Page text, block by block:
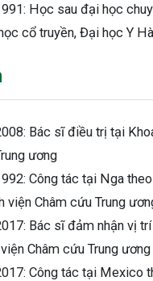
Học sau đại học
cổ truyền, Đại học Y
Bác sĩ điều trị tại
ương
Công tác tại Nga
viện Châm cứu Trung
Bác sĩ đảm nhận vị
Châm cứu Trung ương
Công tác tại Mexico